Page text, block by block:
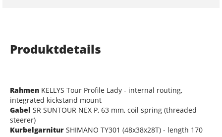
Produktdetails
Rahmen KELLYS Tour Profile Lady - internal routing,
integrated kickstand mount
Gabel SR SUNTOUR NEX P, 63 mm, coil spring (threaded
steerer)
Kurbelgarnitur SHIMANO TY301 (48x38x28T) - length 170